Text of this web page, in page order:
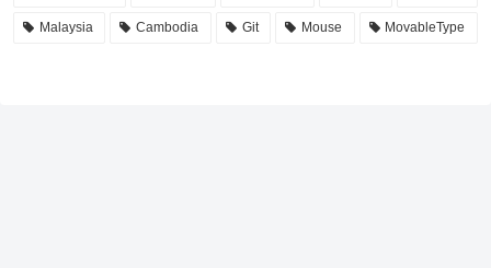
Malaysia Cambodia Git Mouse MovableType